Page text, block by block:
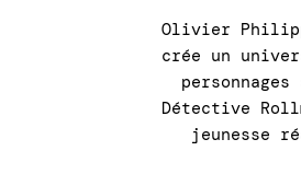
Olivier
crée un
Détective
jeunesse